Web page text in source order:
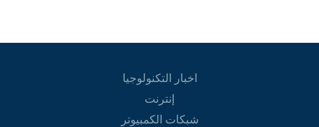
اخبار التكنولوجيا
إنترنت
شبكات الكمبيوتر